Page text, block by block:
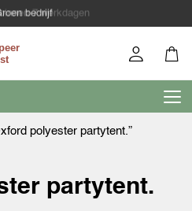
bedrijf
7 werkdagen
polyester partytent.”
partytent.